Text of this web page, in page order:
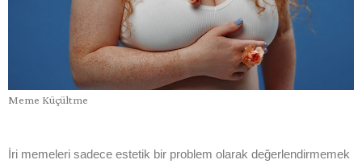
Meme Küçültme
İri memeleri sadece estetik bir problem olarak değerlendirmemek